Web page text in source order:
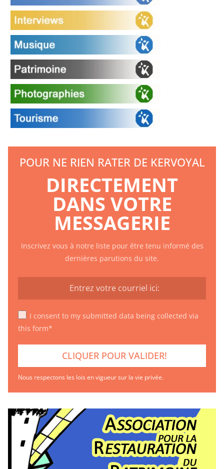
POUR NE RIEN RATER DE KERVOYAL
DIRECTEMENT
DANS VOTRE
MESSAGERIE
Inscrivez vous à notre liste pour être tenu informé des
dernières parutions du site.
I consent to my submitted data being collected via
this form*
Nous respectons les lois en vigueur sur la vie privée.